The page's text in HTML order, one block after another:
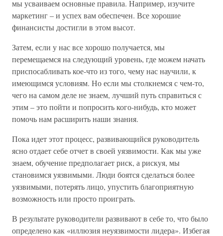
мы усваиваем основные правила. Например, изучите
маркетинг – и успех вам обеспечен. Все хорошие
финансисты достигли в этом высот.
Затем, если у нас все хорошо получается, мы
перемещаемся на следующий уровень, где можем начать
приспосабливать кое-что из того, чему нас научили, к
имеющимся условиям. Но если мы столкнемся с чем-то,
чего на самом деле не знаем, лучший путь справиться с
этим – это пойти и попросить кого-нибудь, кто может
помочь нам расширить наши знания.
Пока идет этот процесс, развивающийся руководитель
ясно отдает себе отчет в своей уязвимости. Как мы уже
знаем, обучение предполагает риск, а рискуя, мы
становимся уязвимыми. Люди боятся сделаться более
уязвимыми, потерять лицо, упустить благоприятную
возможность или просто проиграть.
В результате руководители развивают в себе то, что было
определено как «иллюзия неуязвимости лидера». Избегая